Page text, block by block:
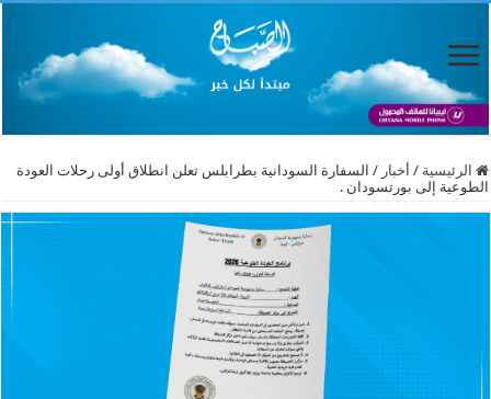
الرئيسية / أخبار / السفارة السودانية بطرابلس تعلن انطلاق أولى رحلات العودة
الطوعية إلى بورتسودان .